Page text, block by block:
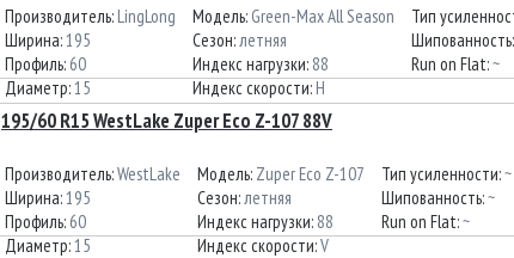
Производитель: LingLong
Ширина:195
Профиль: 60
Диаметр:15
Модель: Green-Max All Season
Сезон:летняя
Индекс нагрузки: 88
Индекс скорости: H
Тип
Шипованность:
Run on Flat:~
195/60 R15 WestLake Zuper Eco Z-107 88V
Производитель:WestLake
Ширина:195
Профиль: 60
Диаметр:15
Модель: Zuper Eco Z-107
Сезон:летняя
Индекс нагрузки: 88
Индекс скорости:V
Тип усиленности:~
Шипованность:~
Run on Flat:~